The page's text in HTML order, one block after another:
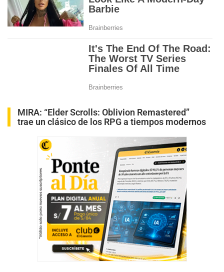
MIRA: “Elder Scrolls: Oblivion Remastered”
trae un clásico de los RPG a tiempos modernos